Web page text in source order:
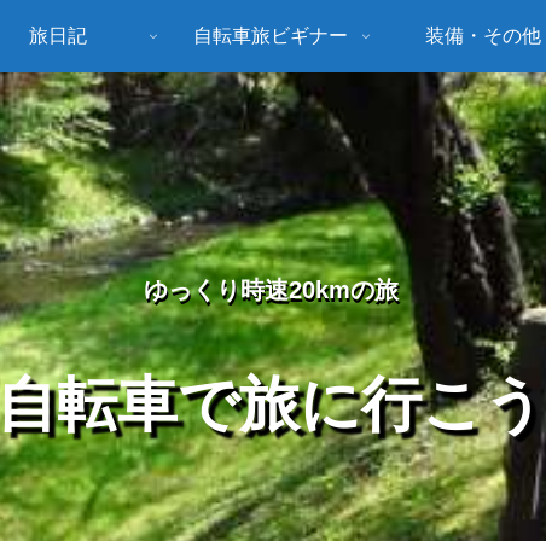
ゆっくり時速20kmの旅
転車で旅に行こう
旅日記 自転車旅ビギナー 装備・その他